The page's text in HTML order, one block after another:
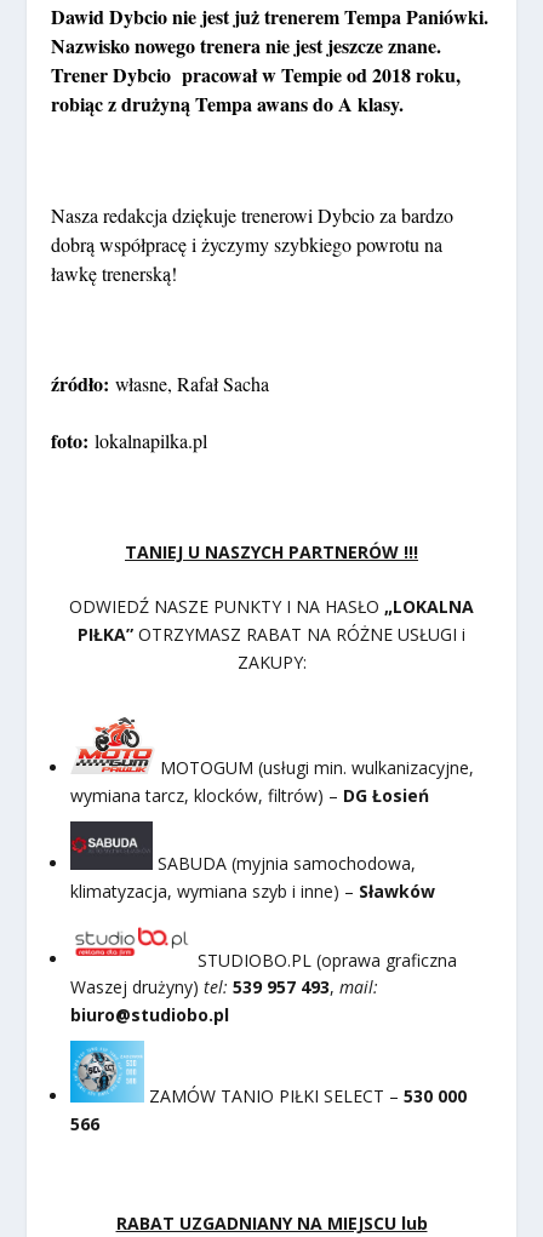
Dawid Dybcio nie jest już trenerem Tempa Paniówki.
Nazwisko nowego trenera nie jest jeszcze znane.
Trener Dybcio pracował w Tempie od 2018 roku,
robiąc z drużyną Tempa awans do A klasy.
Nasza redakcja dziękuje trenerowi Dybcio za bardzo
dobrą współpracę i życzymy szybkiego powrotu na
ławkę trenerską!
źródło:własne, Rafał Sacha
foto:lokalnapilka.pl
TANIEJ U NASZYCH PARTNERÓW !!!
ODWIEDŹ NASZE PUNKTY I NA HASŁO „LOKALNA
PIŁKA” OTRZYMASZ RABAT NA RÓŻNE USŁUGI i
ZAKUPY:
MOTOGUM (usługi min. wulkanizacyjne,
wymiana tarcz, klocków, filtrów) – DG Łosień
SABUDA (myjnia samochodowa,
klimatyzacja, wymiana szyb i inne) – Sławków
STUDIOBO.PL (oprawa graficzna
Waszej drużyny)tel: 539 957 493,mail:
biuro@studiobo.pl
ZAMÓW TANIO PIŁKI SELECT –530 000
566
RABAT UZGADNIANY NA MIEJSCU lub